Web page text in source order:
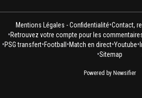
Mentions Légales - Confidentialité•Contact,
•Retrouvez votre compte pour les
•PSG transfert•Football•Match en direct•Youtube•
•Sitemap
Powered by Newsifier